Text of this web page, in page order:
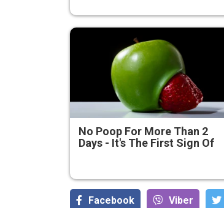
No Poop For More Than 2
Days - It's The First Sign Of
Facebook Viber